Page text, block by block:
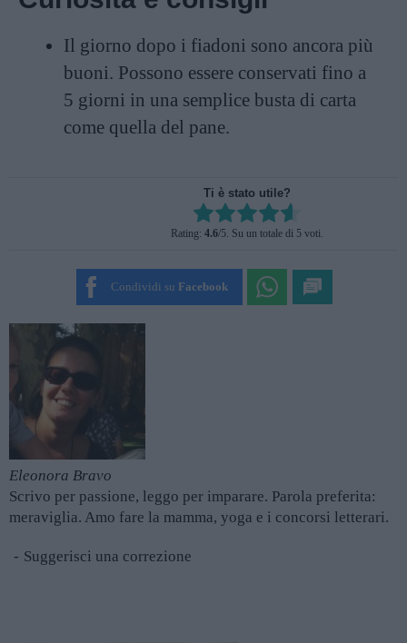
Il giorno dopo i fiadoni sono ancora più
buoni. Possono essere conservati fino a
5 giorni in una semplice busta di carta
come quella del pane.
Ti è stato utile?
Rate this item:
SUBMIT RATING
Rating: 4.6/5. Su un totale di 5 voti.
Condividi su Facebook
Eleonora Bravo
Scrivo per passione, leggo per imparare. Parola preferita:
meraviglia. Amo fare la mamma, yoga e i concorsi letterari.
Suggerisci una correzione